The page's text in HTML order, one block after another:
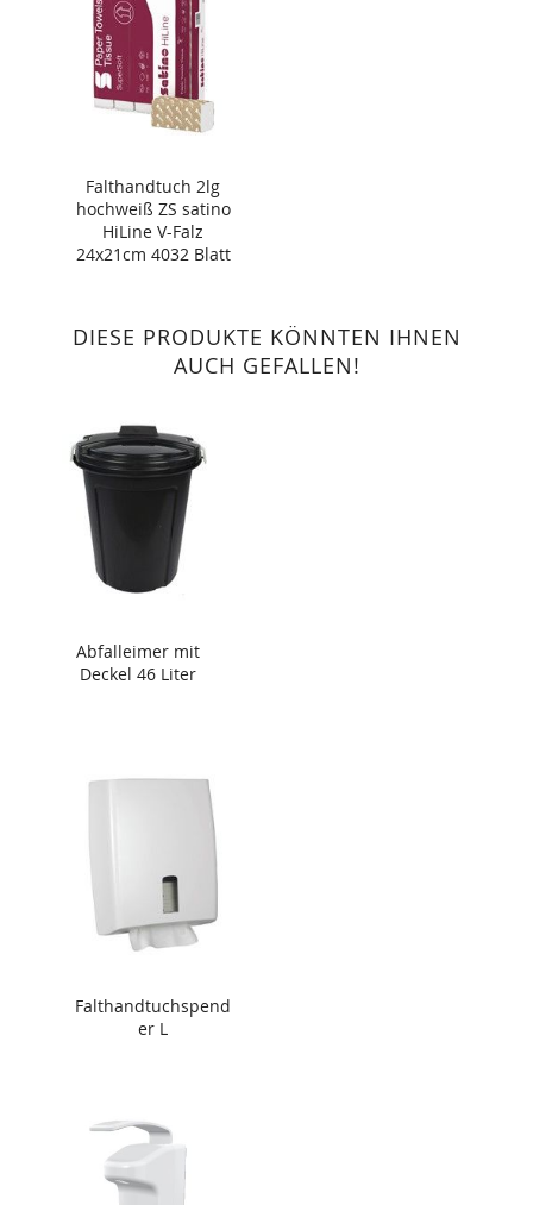
Falthandtuch 2lg
hochweiß ZS satino
HiLine V-Falz
24x21cm 4032 Blatt
DIESE PRODUKTE KÖNNTEN IHNEN
AUCH GEFALLEN!
Abfalleimer mit
Deckel 46 Liter
Falthandtuchspend
er L